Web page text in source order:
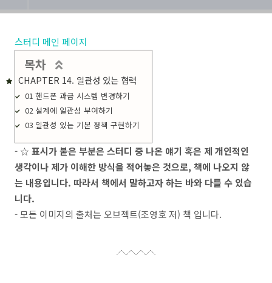
스터디 메인 페이지
목차
CHAPTER 14. 일관성 있는 협력
01 핸드폰 과금 시스템 변경하기
02 설계에 일관성 부여하기
03 일관성 있는 기본 정책 구현하기
-☆ 표시가 붙은 부분은 스터디 중 나온 얘기 혹은 제 개인적인
생각이나 제가 이해한 방식을 적어놓은 것으로, 책에 나오지 않
는 내용입니다. 따라서 책에서 말하고자 하는 바와 다를 수 있습
니다.
- 모든 이미지의 출처는 오브젝트(조영호 저) 책 입니다.